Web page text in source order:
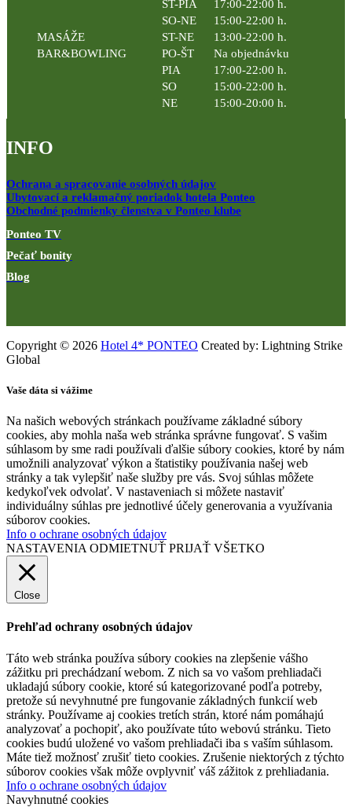
ST-PIA
17:00-22:00 h.
SO-NE
15:00-22:00 h.
MASÁŽE
ST-NE
13:00-22:00 h.
BAR&BOWLING
PO-ŠT
Na objednávku
PIA
17:00-22:00 h.
SO
15:00-22:00 h.
NE
15:00-20:00 h.
INFO
Ochrana a spracovanie osobných údajov
Ubytovací a reklamačný poriadok hotela Ponteo
Obchodné podmienky členstva v Ponteo klube
Ponteo TV
Pečať bonity
Blog
Copyright © 2026 Hotel 4* PONTEO Created by: Lightning Strike
Global
Vaše dáta si vážime
Na našich webových stránkach používame základné súbory
cookies, aby mohla naša web stránka správne fungovať. S vašim
súhlasom by sme radi používali ďalšie súbory cookies, ktoré by nám
umožnili analyzovať výkon a štatistiky používania našej web
stránky a tak vylepšiť naše služby pre vás. Svoj súhlas môžete
kedykoľvek odvolať. V nastaveniach si môžete nastaviť
individuálny súhlas pre jednotlivé účely generovania a využívania
súborov cookies.
Info o ochrane osobných údajov
NASTAVENIA ODMIETNUŤ PRIJAŤ VŠETKO
Close
Prehľad ochrany osobných údajov
Táto web stránka používa súbory cookies na zlepšenie vášho
zážitku pri prechádzaní webom. Z nich sa vo vašom prehliadači
ukladajú súbory cookie, ktoré sú kategorizované podľa potreby,
pretože sú nevyhnutné pre fungovanie základných funkcií web
stránky. Používame aj cookies tretích strán, ktoré nám pomáhajú
analyzovať a pochopiť, ako používate túto webovú stránku. Tieto
cookies budú uložené vo vašom prehliadači iba s vaším súhlasom.
Máte tiež možnosť zrušiť tieto cookies. Zrušenie niektorých z týchto
súborov cookies však môže ovplyvniť váš zážitok z prehliadania.
Info o ochrane osobných údajov
Navyhnutné cookies